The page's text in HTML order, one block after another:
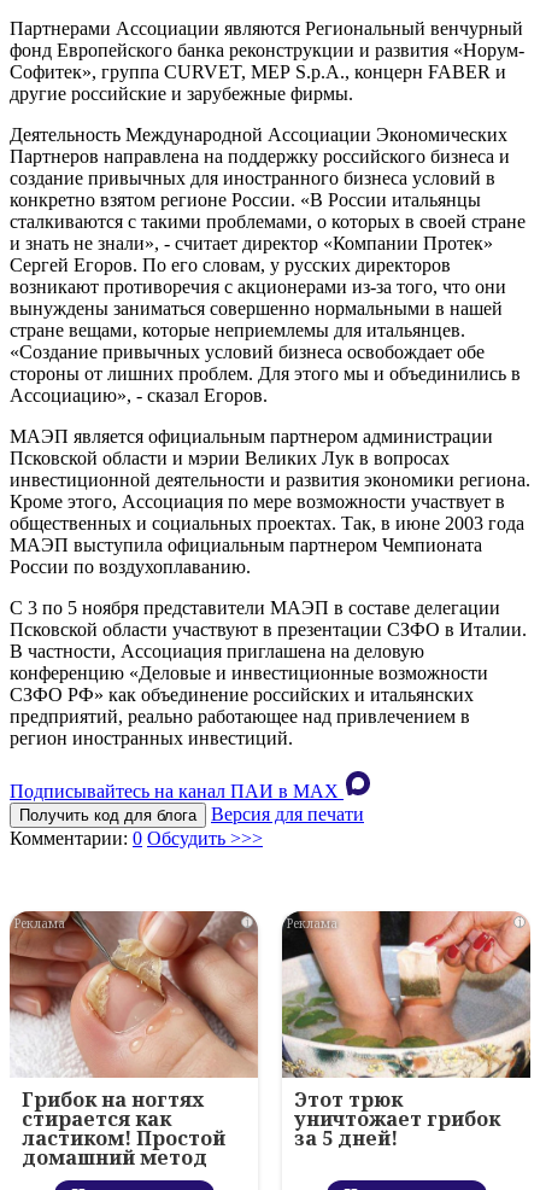
Партнерами Ассоциации являются Региональный венчурный
фонд Европейского банка реконструкции и развития «Норум-
Софитек», группа CURVET, MEP S.p.A., концерн FABER и
другие российские и зарубежные фирмы.
Деятельность Международной Ассоциации Экономических
Партнеров направлена на поддержку российского бизнеса и
создание привычных для иностранного бизнеса условий в
конкретно взятом регионе России. «В России итальянцы
сталкиваются с такими проблемами, о которых в своей стране
и знать не знали», - считает директор «Компании Протек»
Сергей Егоров. По его словам, у русских директоров
возникают противоречия с акционерами из-за того, что они
вынуждены заниматься совершенно нормальными в нашей
стране вещами, которые неприемлемы для итальянцев.
«Создание привычных условий бизнеса освобождает обе
стороны от лишних проблем. Для этого мы и объединились в
Ассоциацию», - сказал Егоров.
МАЭП является официальным партнером администрации
Псковской области и мэрии Великих Лук в вопросах
инвестиционной деятельности и развития экономики региона.
Кроме этого, Ассоциация по мере возможности участвует в
общественных и социальных проектах. Так, в июне 2003 года
МАЭП выступила официальным партнером Чемпионата
России по воздухоплаванию.
С 3 по 5 ноября представители МАЭП в составе делегации
Псковской области участвуют в презентации СЗФО в Италии.
В частности, Ассоциация приглашена на деловую
конференцию «Деловые и инвестиционные возможности
СЗФО РФ» как объединение российских и итальянских
предприятий, реально работающее над привлечением в
регион иностранных инвестиций.
Подписывайтесь на канал ПАИ в MAХ
Получить код для блога
Версия для печати
Комментарии: 0 Обсудить >>>
i
Грибок на ногтях
стирается как
ластиком! Простой
домашний метод
i
Этот трюк
уничтожает грибок
за 5 дней!